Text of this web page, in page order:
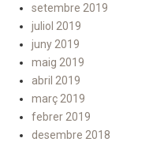
setembre 2019
juliol 2019
juny 2019
maig 2019
abril 2019
març 2019
febrer 2019
desembre 2018